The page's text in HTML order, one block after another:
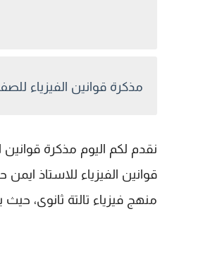
مذكرة قوانين الفيزياء للصف
قوانين الفيزياء للاستاذ
منهج فيزياء تالتة ثانوى،